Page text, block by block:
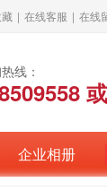
| 在线客服 | 在线
线：
企业相册